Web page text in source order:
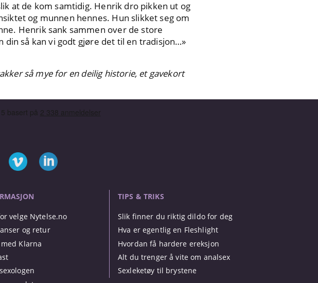
at de kom samtidig. Henrik dro pikken ut og
og munnen hennes. Hun slikket seg om
Henrik sank sammen over de store
så kan vi godt gjøre det til en tradisjon…»
så mye for en deilig historie, et gavekort
velge Nytelse.no
og retur
Klarna
TIPS & TRIKS
Slik finner du riktig dildo for deg
Hva er egentlig en Fleshlight
Hvordan få hardere ereksjon
Alt du trenger å vite om analsex
Sexleketøy til brystene